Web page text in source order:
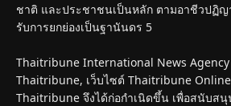
ชาติ และประชาชนเป็นหลัก ตามอาชีวปฏิ
รับการยกย่องเป็นฐานันดร 5
Thaitribune International News
Thaitribune, เว็บไซต์ Thaitribune
Thaitribune จึงได้ก่อกำเนิดขึ้น เพื่อสนับสนุ